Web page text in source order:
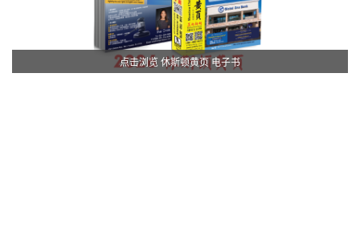
点击浏览 休斯顿黄页 电子书